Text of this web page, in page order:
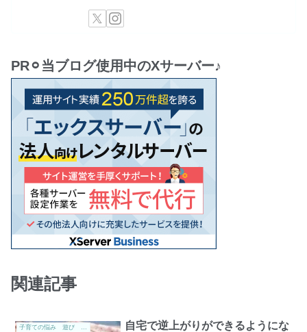
PR⚪︎当ブログ使用中のXサーバー♪
関連記事
子育ての悩み 遊び 子供手帳 勉強
自宅で逆上がりができるようにな